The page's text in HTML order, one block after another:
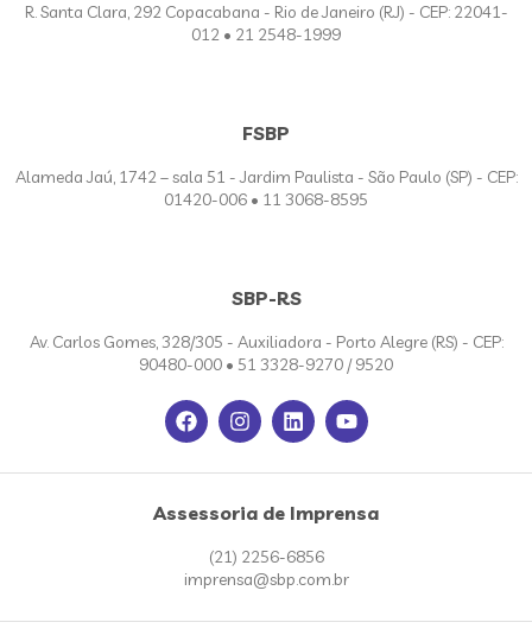
R. Santa Clara, 292 Copacabana - Rio de Janeiro (RJ) - CEP: 22041-
012 • 21 2548-1999
FSBP
Alameda Jaú, 1742 – sala 51 - Jardim Paulista - São Paulo (SP) - CEP:
01420-006 • 11 3068-8595
SBP-RS
Av. Carlos Gomes, 328/305 - Auxiliadora - Porto Alegre (RS) - CEP:
90480-000 • 51 3328-9270 / 9520
Assessoria de Imprensa
(21) 2256-6856
imprensa@sbp.com.br